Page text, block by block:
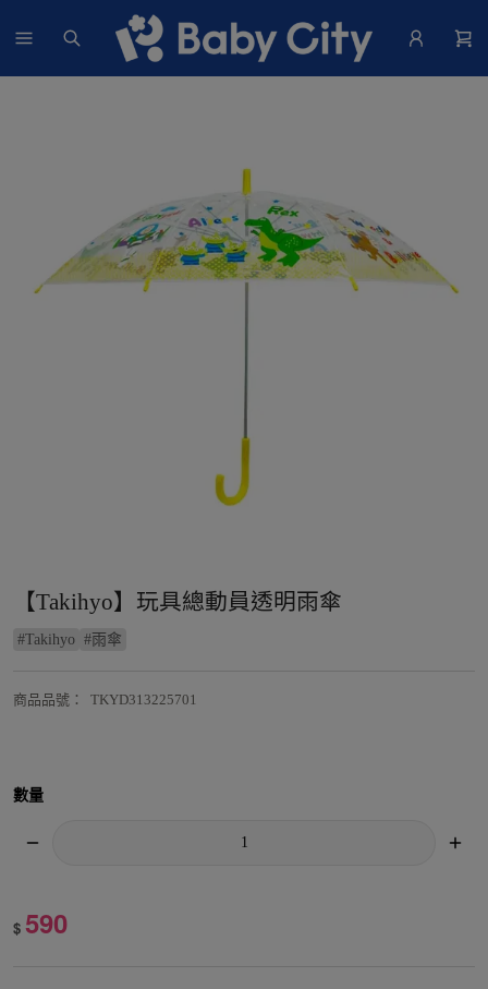
【Takihyo】玩具總動員透明雨傘
#Takihyo #雨傘
商品品號 ： TKYD313225701
數量
$ 590